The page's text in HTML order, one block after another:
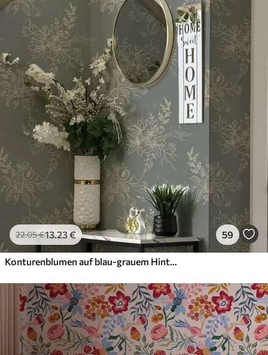
22.05€13.23€ 59
Konturenblumen auf blau-grauem Hintergrund, elegantes botanisches Muster